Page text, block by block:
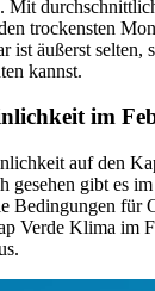
Mit
trockensten
ist äußerst selten,
kannst.
im
auf den
gesehen gibt es
Bedingungen für
Verde Klima im